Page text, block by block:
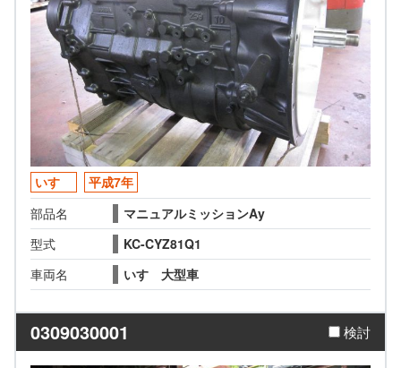
いすゞ
平成7年
部品名
マニュアルミッションAy
型式
KC-CYZ81Q1
車両名
いすゞ大型車
0309030001 検討